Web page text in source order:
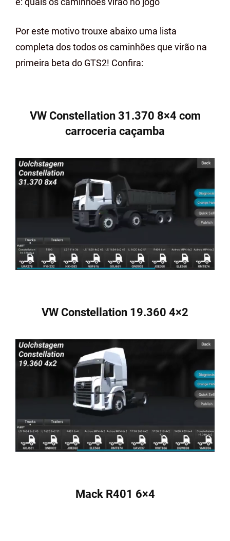
Por este motivo trouxe abaixo uma lista
completa dos todos os caminhões que virão na
primeira beta do GTS2! Confira:
VW Constellation 31.370 8×4 com
carroceria caçamba
VW Constellation 19.360 4×2
Mack R401 6×4